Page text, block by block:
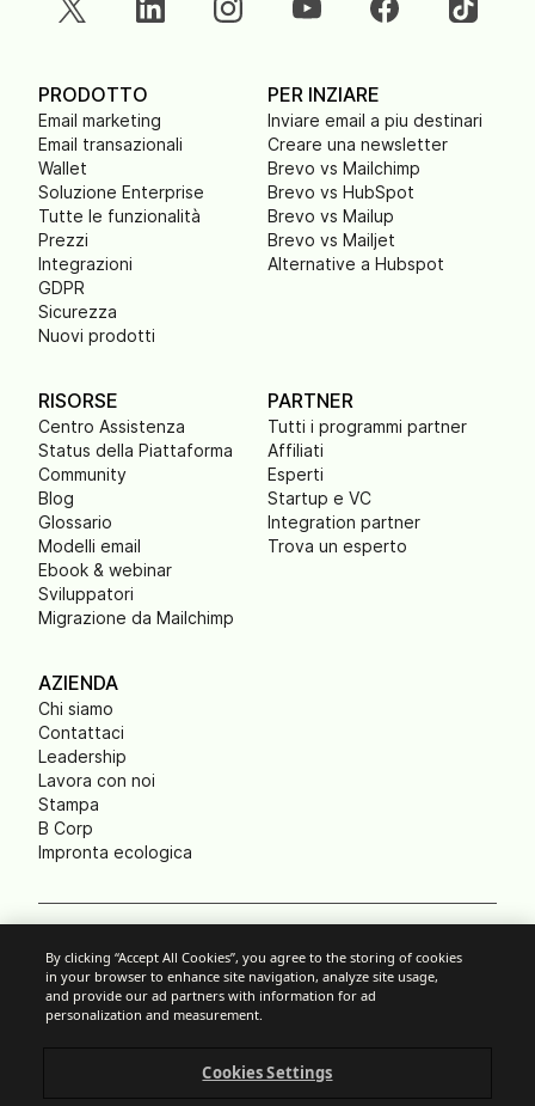
PRODOTTO
Email marketing
Email transazionali
Wallet
Soluzione Enterprise
Tutte le funzionalità
Prezzi
Integrazioni
GDPR
Sicurezza
Nuovi prodotti
PER INZIARE
Inviare email a piu destinari
Creare una newsletter
Brevo vs Mailchimp
Brevo vs HubSpot
Brevo vs Mailup
Brevo vs Mailjet
Alternative a Hubspot
RISORSE
Centro Assistenza
Status della Piattaforma
Community
Blog
Glossario
Modelli email
Ebook & webinar
Sviluppatori
Migrazione da Mailchimp
PARTNER
Tutti i programmi partner
Affiliati
Esperti
Startup e VC
Integration partner
Trova un esperto
AZIENDA
Chi siamo
Contattaci
Leadership
Lavora con noi
Stampa
B Corp
Impronta ecologica
Cookie Settings
Politica anti-spam
Privacy
Condizioni generali d'uso
Responsible Disclosure
By clicking “Accept All Cookies”, you agree to the storing of cookies
in your browser to enhance site navigation, analyze site usage,
and provide our ad partners with information for ad
personalization and measurement.
Cookies Settings